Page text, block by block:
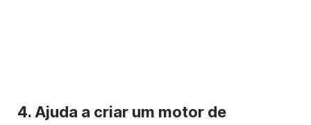
4. Ajuda a criar um motor de